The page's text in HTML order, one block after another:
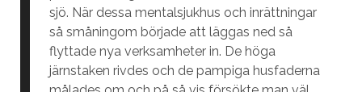
sjö. När dessa mentalsjukhus och inrättningar
så småningom började att läggas ned så
flyttade nya verksamheter in. De höga
järnstaken rivdes och de pampiga husfaderna